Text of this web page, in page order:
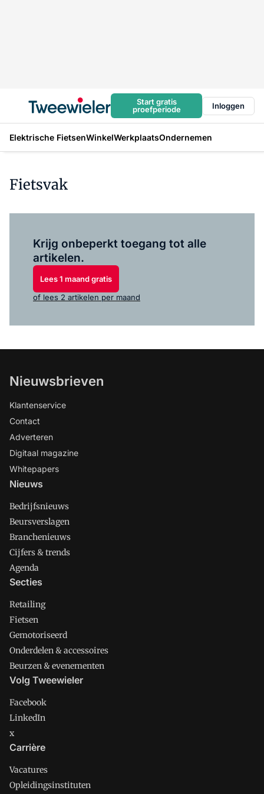
Start gratis
proefperiode
Inloggen
Elektrische FietsenWinkelWerkplaatsOndernemen
Fietsvak
Krijg onbeperkt toegang tot alle
artikelen.
Lees 1 maand gratis
of lees 2 artikelen per maand
Nieuwsbrieven
Klantenservice
Contact
Adverteren
Digitaal magazine
Whitepapers
Nieuws
Bedrijfsnieuws
Beursverslagen
Branchenieuws
Cijfers & trends
Agenda
Secties
Retailing
Fietsen
Gemotoriseerd
Onderdelen & accessoires
Beurzen & evenementen
Volg Tweewieler
Facebook
LinkedIn
x
Carrière
Vacatures
Opleidingsinstituten